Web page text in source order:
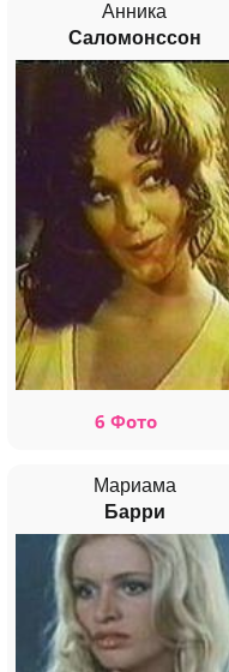
Анника
Саломонссон
6 Фото
Мариама
Барри